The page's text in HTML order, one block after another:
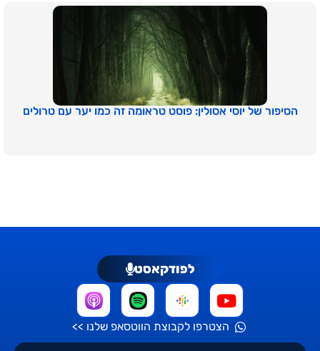
הסיפור של יוסי אסולין: פוסט טראומה זה כמו יער עם טרולים
לפודקאסט
הצטרפו לקבוצת הווטסאפ שלנו >>